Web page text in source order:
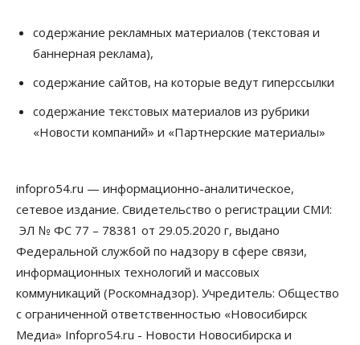
Бизнес Недвижимость Общество
Росреестр назвал главные причины
06 Августа 2026, 12:00
Телекоммуникации
В 16 населённых пунктах Мошковского района
Бизнес Право&Порядок
Злоумышленники опять атакуют
новосибирские компании через электронную
06 Августа 2026, 11:00
Общество
Медики готовятся к второму пику активности
клещей в Новосибирской области
06 Августа 2026, 10:00
содержание рекламных материалов (текстовая и
баннерная реклама),
содержание сайтов, на которые ведут гиперссылки
содержание текстовых материалов из рубрики
«Новости компаний» и «Партнерские материалы»
infopro54.ru — информационно-аналитическое,
сетевое издание. Свидетельство о регистрации СМИ:
ЭЛ № ФС 77 – 78381 от 29.05.2020 г, выдано
Федеральной службой по надзору в сфере связи,
информационных технологий и массовых
коммуникаций (Роскомнадзор). Учредитель: Общество
с ограниченной ответственностью «Новосибирск
Медиа» Infopro54.ru - Новости Новосибирска и